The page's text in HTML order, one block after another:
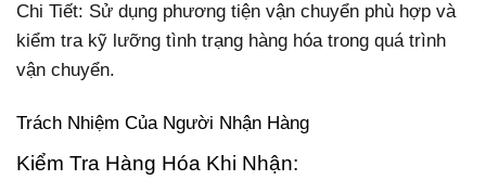
Chi Tiết: Sử dụng phương tiện vận chuyển phù hợp và
kiểm tra kỹ lưỡng tình trạng hàng hóa trong quá trình
vận chuyển.
Trách Nhiệm Của Người Nhận Hàng
Kiểm Tra Hàng Hóa Khi Nhận: